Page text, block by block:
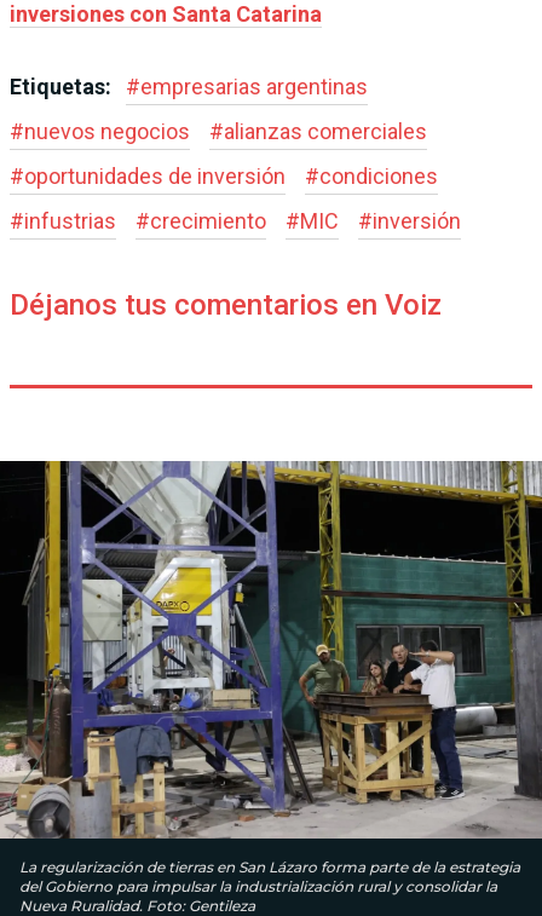
inversiones con Santa Catarina
Etiquetas: #empresarias argentinas
#nuevos negocios #alianzas comerciales
#oportunidades de inversión #condiciones
#infustrias #crecimiento #MIC #inversión
Déjanos tus comentarios en Voiz
La regularización de tierras en San Lázaro forma parte de la estrategia
del Gobierno para impulsar la industrialización rural y consolidar la
Nueva Ruralidad. Foto: Gentileza